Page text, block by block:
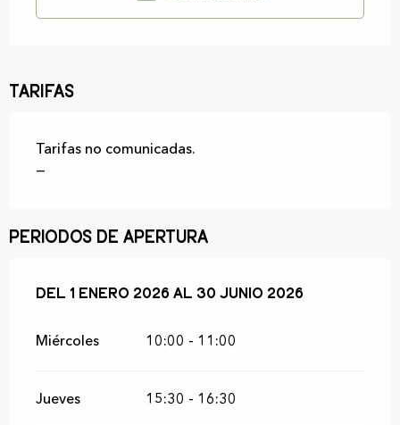
Tarifas
Tarifas no comunicadas.
—
Periodos de apertura
Del 1 enero 2026 al 30 junio 2026
Del 1 enero 2026 al 30 junio 2026
Miércoles 10:00 - 11:00
Jueves 15:30 - 16:30